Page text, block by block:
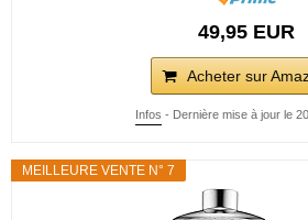
49,95 EUR
Acheter sur
Infos - Dernière mise à jour le
MEILLEURE VENTE N° 7